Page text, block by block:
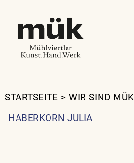
STARTSEITE > WIR SIND MÜK
HABERKORN JULIA